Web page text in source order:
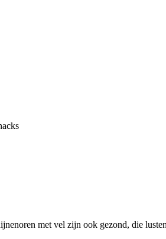
met vel zijn ook gezond, die